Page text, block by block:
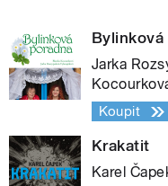
Bylinková
Jarka
Koupit
Krakatit
Karel